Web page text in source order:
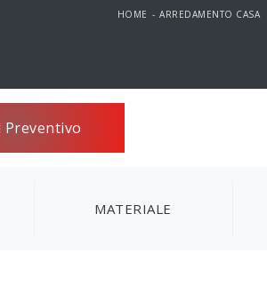
HOME - ARREDAMENTO CASA
Preventivo
MATERIALE